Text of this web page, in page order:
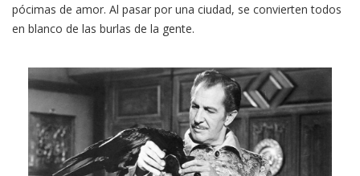
pócimas de amor. Al pasar por una ciudad, se convierten todos
en blanco de las burlas de la gente.